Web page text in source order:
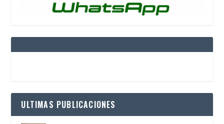
ULTIMAS PUBLICACIONES